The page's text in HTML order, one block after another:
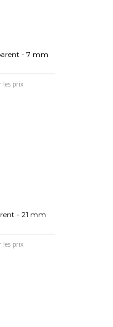
- 7 mm
les prix
- 21 mm
les prix